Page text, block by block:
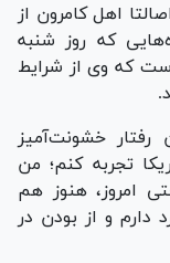
اهل کامرون از
که روز شنبه
که وی از شرایط
خشونت‌آمیز
تجربه کنم؛ من
امروز، هنوز هم
و از بودن در